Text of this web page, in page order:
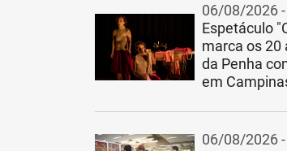
06/08/2026 -
Espetáculo
marca os 20
da Penha
em
06/08/2026